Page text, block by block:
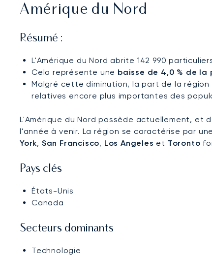
Amérique du Nord
Résumé :
L'Amérique du Nord abrite 142 990
Cela représente une baisse de 4,0 % de la
Malgré cette diminution, la part de la région
relatives encore plus importantes des
L'Amérique du Nord possède actuellement, et
l'année à venir. La région se caractérise par
York, San Francisco, Los Angeles et Toronto
Pays clés
États-Unis
Canada
Secteurs dominants
Technologie